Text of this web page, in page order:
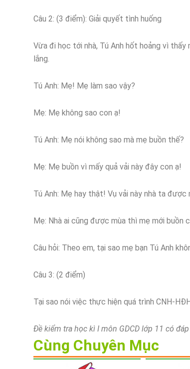
Câu 2: (3 điểm): Giải quyết tình huống
Vừa đi học tới nhà, Tú Anh hốt hoảng vì
lắng.
Tú Anh: Mẹ! Mẹ làm sao vậy?
Mẹ: Mẹ không sao con ạ!
Tú Anh: Mẹ nói không sao mà mẹ buồn thế?
Mẹ: Mẹ buồn vì mấy quả vải này đây con ạ!
Tú Anh: Mẹ hay thật! Vụ vải này nhà ta được
Mẹ: Nhà ai cũng được mùa thì mẹ mới buồn
Câu hỏi: Theo em, tại sao mẹ bạn Tú Anh
Câu 3: (2 điểm)
Tại sao nói việc thực hiện quá trình CNH-
Đề kiểm tra học kì I môn GDCD lớp 11 có đáp
Cùng Chuyên Mục